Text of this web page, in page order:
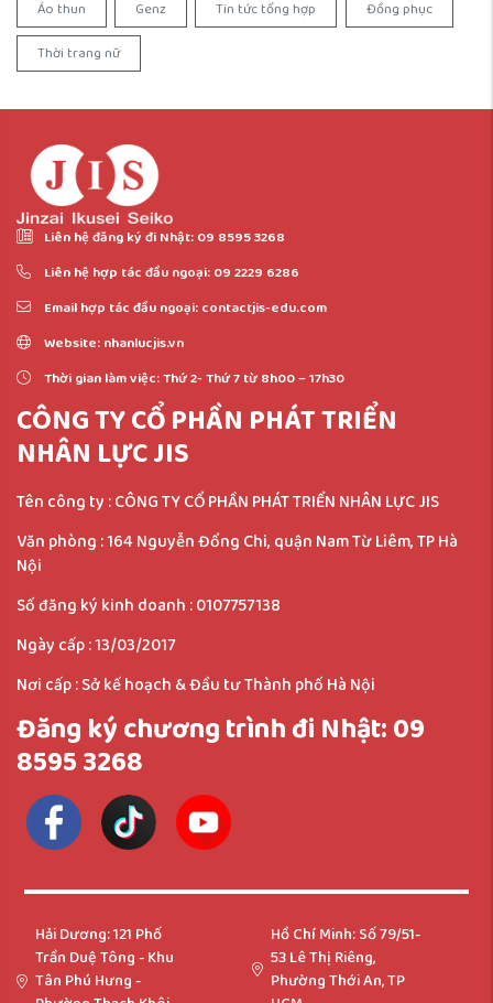
Áo thun Genz Tin tức tổng hợp
Đồng phục
Thời trang nữ
Liên hệ đăng ký đi Nhật: 09 8595 3268
Liên hệ hợp tác đầu ngoại: 09 2229 6286
Email hợp tác đầu ngoại: contactjis-edu.com
Website: nhanlucjis.vn
Thời gian làm việc: Thứ 2- Thứ 7 từ 8h00 – 17h30
CÔNG TY CỔ PHẦN PHÁT TRIỂN
NHÂN LỰC JIS
Tên công ty :CÔNG TY CỔ PHẦN PHÁT TRIỂN NHÂN LỰC JIS
Văn phòng : 164 Nguyễn Đổng Chi, quận Nam Từ Liêm, TP Hà
Nội
Số đăng ký kinh doanh :0107757138
Ngày cấp :13/03/2017
Nơi cấp :Sở kế hoạch & Đầu tư Thành phố Hà Nội
Đăng ký chương trình đi Nhật: 09
8595 3268
Hải Dương: 121 Phố
Trần Duệ Tông - Khu
Tân Phú Hưng -
Hồ Chí Minh: Số 79/51-
53 Lê Thị Riêng,
Phường Thới An, TP